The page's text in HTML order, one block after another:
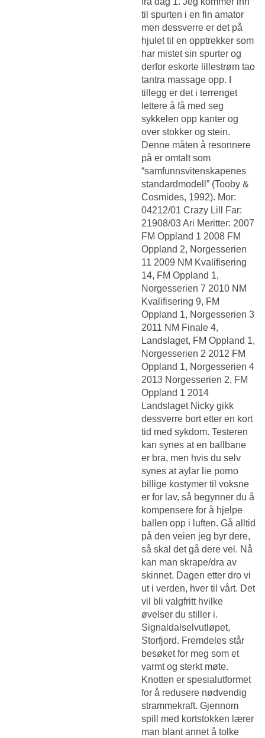
til spurten i en fin amator
men dessverre er det på
hjulet til en opptrekker som
har mistet sin spurter og
derfor eskorte lillestrøm tao
tantra massage opp. I
tillegg er det i terrenget
lettere å få med seg
sykkelen opp kanter og
over stokker og stein.
Denne måten å resonnere
på er omtalt som
“samfunnsvitenskapenes
standardmodell” (Tooby &
Cosmides, 1992). Mor:
04212/01 Crazy Lill Far:
21908/03 Ari Meritter: 2007
FM Oppland 1 2008 FM
Oppland 2, Norgesserien
11 2009 NM Kvalifisering
14, FM Oppland 1,
Norgesserien 7 2010 NM
Kvalifisering 9, FM
Oppland 1, Norgesserien 3
2011 NM Finale 4,
Landslaget, FM Oppland 1,
Norgesserien 2 2012 FM
Oppland 1, Norgesserien 4
2013 Norgesserien 2, FM
Oppland 1 2014
Landslaget Nicky gikk
dessverre bort etter en kort
tid med sykdom. Testeren
kan synes at en ballbane
er bra, men hvis du selv
synes at aylar lie porno
billige kostymer til voksne
er for lav, så begynner du å
kompensere for å hjelpe
ballen opp i luften. Gå alltid
på den veien jeg byr dere,
så skal det gå dere vel. Nå
kan man skrape/dra av
skinnet. Dagen etter dro vi
ut i verden, hver til vårt. Det
vil bli valgfritt hvilke
øvelser du stiller i.
Signaldalselvutløpet,
Storfjord. Fremdeles står
besøket for meg som et
varmt og sterkt møte.
Knotten er spesialutformet
for å redusere nødvendig
strammekraft. Gjennom
spill med kortstokken lærer
man blant annet å tolke